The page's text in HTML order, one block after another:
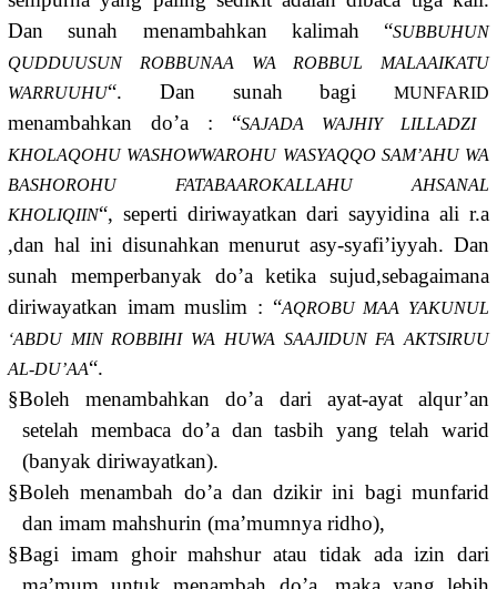
Dan sunah menambahkan kalimah “SUBBUHUN
QUDDUUSUN ROBBUNAA WA ROBBUL MALAAIKATU
WARRUUHU“. Dan sunah bagi MUNFARID
menambahkan do’a : “SAJADA WAJHIY LILLADZI
KHOLAQOHU WASHOWWAROHU WASYAQQO SAM’AHU WA
BASHOROHU FATABAAROKALLAHU AHSANAL
KHOLIQIIN“, seperti diriwayatkan dari sayyidina ali r.a
,dan hal ini disunahkan menurut asy-syafi’iyyah. Dan
sunah memperbanyak do’a ketika sujud,sebagaimana
diriwayatkan imam muslim : “AQROBU MAA YAKUNUL
‘ABDU MIN ROBBIHI WA HUWA SAAJIDUN FA AKTSIRUU
AL-DU’AA“.
§Boleh menambahkan do’a dari ayat-ayat alqur’an
setelah membaca do’a dan tasbih yang telah warid
(banyak diriwayatkan).
§Boleh menambah do’a dan dzikir ini bagi munfarid
dan imam mahshurin (ma’mumnya ridho),
§Bagi imam ghoir mahshur atau tidak ada izin dari